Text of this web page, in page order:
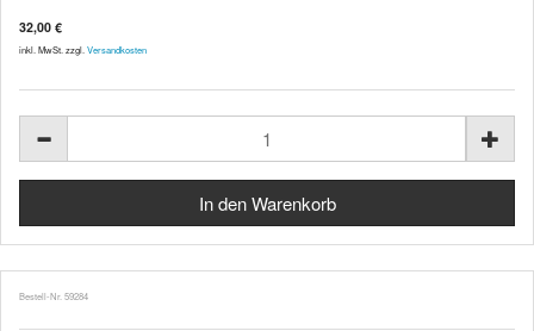
32,00 €
inkl. MwSt. zzgl. Versandkosten
Bestell-Nr. 59284